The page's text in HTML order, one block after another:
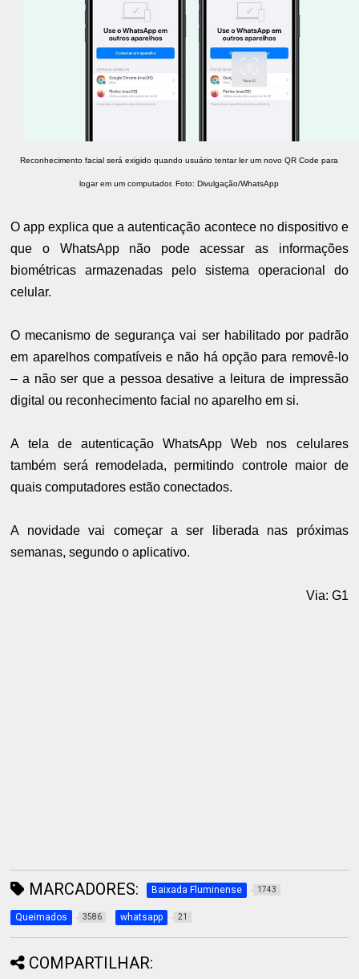
Reconhecimento facial será exigido quando usuário tentar ler um novo QR Code para
logar em um computador.Foto: Divulgação/WhatsApp
O app explica que a autenticação acontece no dispositivo e
que o WhatsApp não pode acessar as informações
biométricas armazenadas pelo sistema operacional do
celular.
O mecanismo de segurança vai ser habilitado por padrão
em aparelhos compatíveis e não há opção para removê-lo
– a não ser que a pessoa desative a leitura de impressão
digital ou reconhecimento facial no aparelho em si.
A tela de autenticação WhatsApp Web nos celulares
também será remodelada, permitindo controle maior de
quais computadores estão conectados.
A novidade vai começar a ser liberada nas próximas
semanas, segundo o aplicativo.
Via: G1
MARCADORES: Baixada Fluminense 1743
Queimados 3586 whatsapp 21
COMPARTILHAR: